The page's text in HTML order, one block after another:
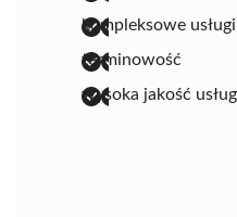
kompleksowe usługi
terminowość
wysoka jakość usług